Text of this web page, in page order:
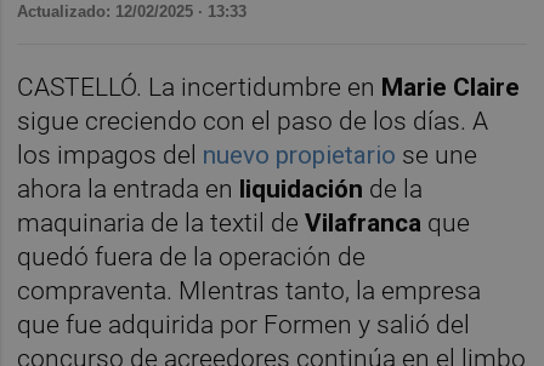
Actualizado: 12/02/2025 · 13:33
CASTELLÓ. La incertidumbre en Marie Claire
sigue creciendo con el paso de los días. A
los impagos del nuevo propietario se une
ahora la entrada en liquidación de la
maquinaria de la textil deVilafranca que
quedó fuera de la operación de
compraventa. MIentras tanto, la empresa
que fue adquirida por Formen y salió del
concurso de acreedores continúa en el limbo